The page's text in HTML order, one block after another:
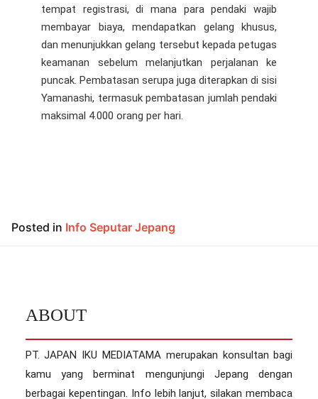
tempat registrasi, di mana para pendaki wajib
membayar biaya, mendapatkan gelang khusus,
dan menunjukkan gelang tersebut kepada petugas
keamanan sebelum melanjutkan perjalanan ke
puncak. Pembatasan serupa juga diterapkan di sisi
Yamanashi, termasuk pembatasan jumlah pendaki
maksimal 4.000 orang per hari.
Posted in Info Seputar Jepang
ABOUT
PT. JAPAN IKU MEDIATAMA merupakan konsultan bagi
kamu yang berminat mengunjungi Jepang dengan
berbagai kepentingan. Info lebih lanjut, silakan membaca